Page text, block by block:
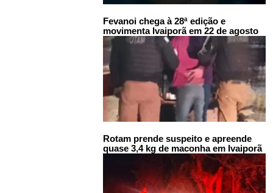
Fevanoi chega à 28ª edição e
movimenta Ivaiporã em 22 de agosto
Rotam prende suspeito e apreende
quase 3,4 kg de maconha em Ivaiporã